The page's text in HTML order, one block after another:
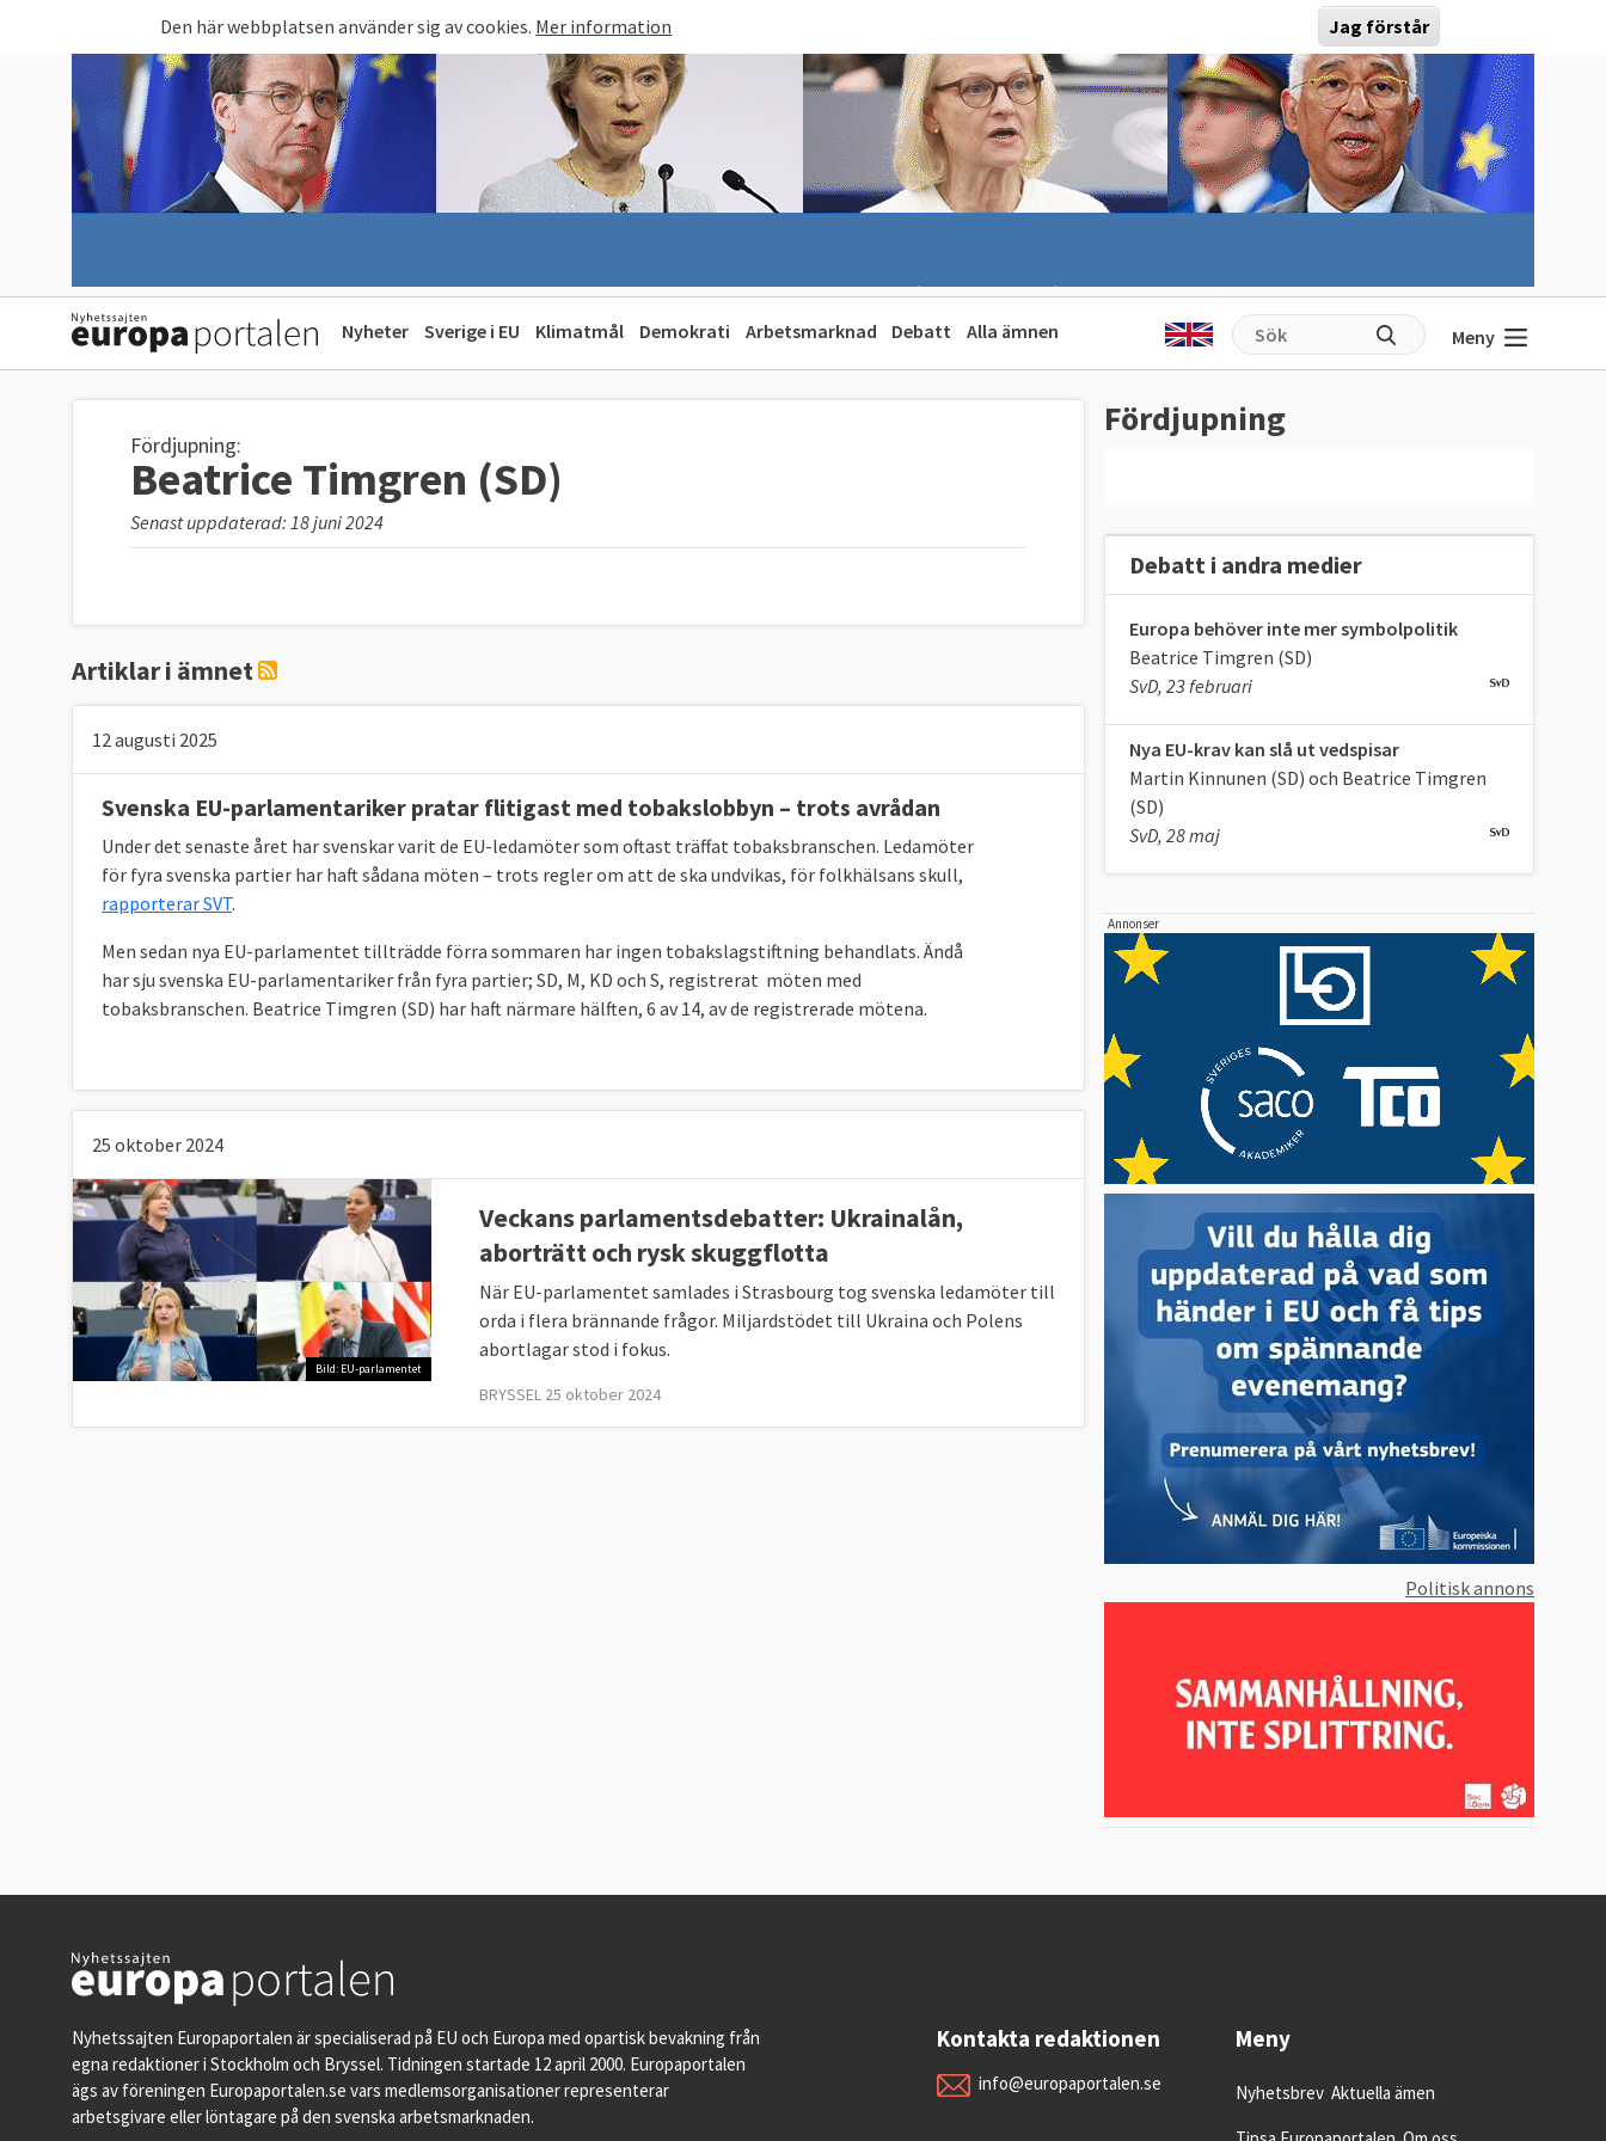
Den här webbplatsen använder sig av cookies. Mer information Jag förstår
Nyheter Sverige i EU Klimatmål Demokrati Arbetsmarknad Debatt Alla ämnen Meny
Fördjupning:
Beatrice Timgren (SD)
Senast uppdaterad: 18 juni 2024
Artiklar i ämnet
12 augusti 2025
Svenska EU-parlamentariker pratar flitigast med tobakslobbyn – trots avrådan
Under det senaste året har svenskar varit de EU-ledamöter som oftast träffat tobaksbranschen. Ledamöter
för fyra svenska partier har haft sådana möten – trots regler om att de ska undvikas, för folkhälsans skull,
rapporterar SVT.
Men sedan nya EU-parlamentet tillträdde förra sommaren har ingen tobakslagstiftning behandlats. Ändå
har sju svenska EU-parlamentariker från fyra partier; SD, M, KD och S, registrerat möten med
tobaksbranschen. Beatrice Timgren (SD) har haft närmare hälften, 6 av 14, av de registrerade mötena.
25 oktober 2024
Bild: EU-parlamentet
Veckans parlamentsdebatter: Ukrainalån,
aborträtt och rysk skuggflotta
När EU-parlamentet samlades i Strasbourg tog svenska ledamöter till
orda i flera brännande frågor. Miljardstödet till Ukraina och Polens
abortlagar stod i fokus.
BRYSSEL 25 oktober 2024
Fördjupning
Debatt i andra medier
Europa behöver inte mer symbolpolitik
Beatrice Timgren (SD)
SvD, 23 februari
Nya EU-krav kan slå ut vedspisar
Martin Kinnunen (SD) och Beatrice Timgren
(SD)
SvD, 28 maj
Annonser
Politisk annons
Nyhetssajten Europaportalen är specialiserad på EU och Europa med opartisk bevakning från
egna redaktioner i Stockholm och Bryssel. Tidningen startade 12 april 2000. Europaportalen
ägs av föreningen Europaportalen.se vars medlemsorganisationer representerar
arbetsgivare eller löntagare på den svenska arbetsmarknaden.
Kontakta redaktionen
info@europaportalen.se
Meny
Nyhetsbrev Aktuella ämen